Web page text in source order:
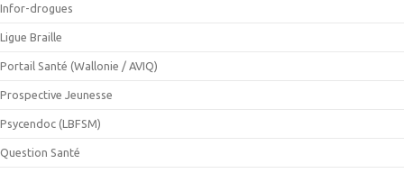
Infor-drogues
Ligue Braille
Portail Santé (Wallonie / AVIQ)
Prospective Jeunesse
Psycendoc (LBFSM)
Question Santé